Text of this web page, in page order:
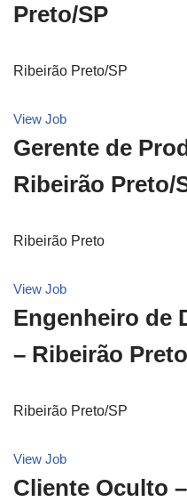
Preto/SP
Ribeirão Preto/SP
View Job
Gerente de
Ribeirão Preto/
Ribeirão Preto
View Job
Engenheiro de
– Ribeirão
Ribeirão Preto/SP
View Job
Cliente Oculto